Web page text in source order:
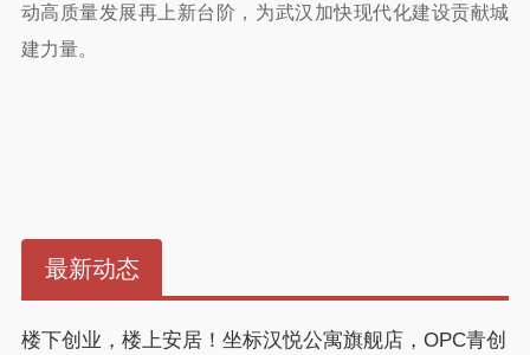
动高质量发展再上新台阶，为武汉加快现代化建设贡献城
建力量。
最新动态
楼下创业，楼上安居！坐标汉悦公寓旗舰店，OPC青创